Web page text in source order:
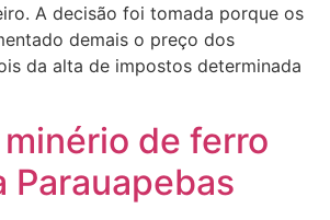
A decisão foi tomada porque os
demais o preço dos
da alta de impostos determinada
de ferro
Parauapebas